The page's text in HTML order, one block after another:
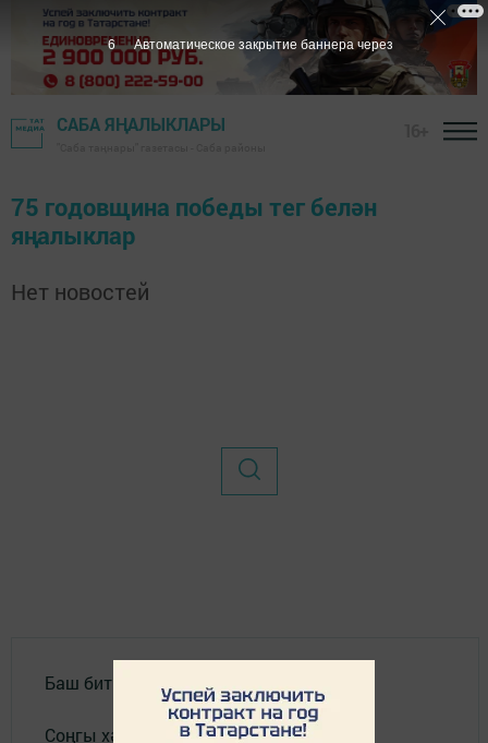
САБА ЯҢАЛЫКЛАРЫ
75 годовщина победы тег белән
яңалыклар
Нет новостей
Баш бит
Соңгы хәбәрләр
6 Автоматическое закрытие баннера через